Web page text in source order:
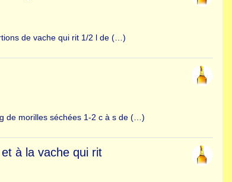
de vache qui rit 1/2 l de (…)
de morilles séchées 1-2 c à s de (…)
à la vache qui rit